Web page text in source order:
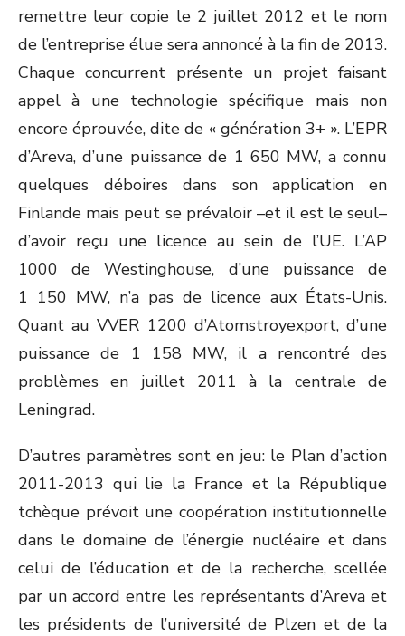
remettre leur copie le 2 juillet 2012 et le nom
de l’entreprise élue sera annoncé à la fin de 2013.
Chaque concurrent présente un projet faisant
appel à une technologie spécifique mais non
encore éprouvée, dite de « génération 3+ ». L’EPR
d’Areva, d’une puissance de 1 650 MW, a connu
quelques déboires dans son application en
Finlande mais peut se prévaloir –et il est le seul–
d’avoir reçu une licence au sein de l’UE. L’AP
1000 de Westinghouse, d’une puissance de
1 150 MW, n’a pas de licence aux États-Unis.
Quant au VVER 1200 d’Atomstroyexport, d’une
puissance de 1 158 MW, il a rencontré des
problèmes en juillet 2011 à la centrale de
Leningrad.
D’autres paramètres sont en jeu: le Plan d’action
2011-2013 qui lie la France et la République
tchèque prévoit une coopération institutionnelle
dans le domaine de l’énergie nucléaire et dans
celui de l’éducation et de la recherche, scellée
par un accord entre les représentants d’Areva et
les présidents de l’université de Plzen et de la